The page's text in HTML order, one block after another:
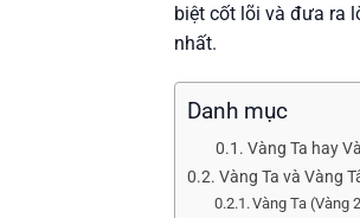
biệt cốt lõi và đưa ra
nhất.
Danh mục
Vàng Ta hay
Vàng Ta và Vàng
Vàng Ta (Vàng